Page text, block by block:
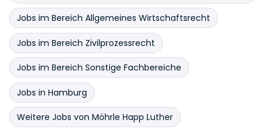
Jobs im Bereich Allgemeines Wirtschaftsrecht
Jobs im Bereich Zivilprozessrecht
Jobs im Bereich Sonstige Fachbereiche
Jobs in Hamburg
Weitere Jobs von Möhrle Happ Luther